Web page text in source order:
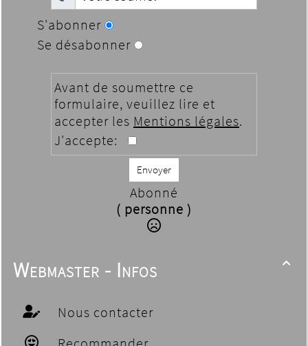
S'abonner
Se désabonner
Avant de soumettre ce
formulaire, veuillez lire et
accepter les Mentions légales.
J'accepte:
Envoyer
Abonné
( personne )

Webmaster - Infos
Nous contacter